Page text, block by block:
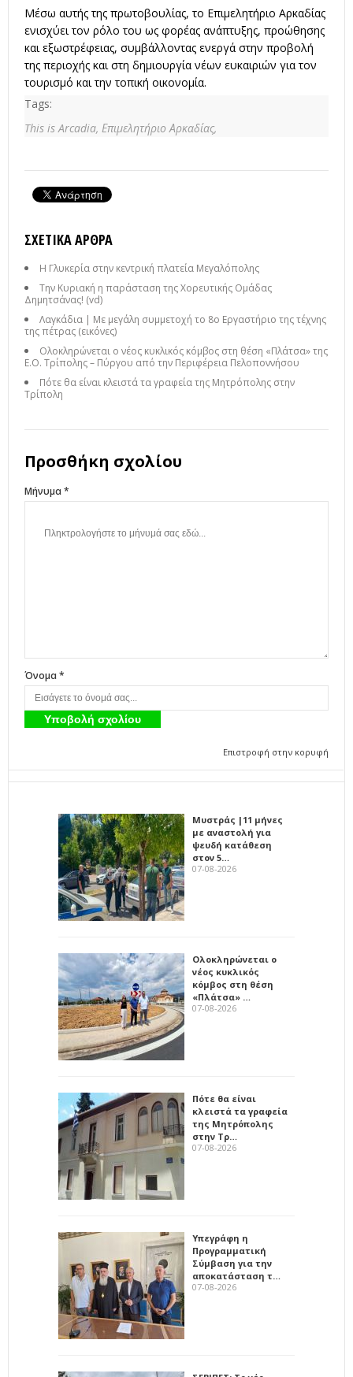
Μέσω αυτής της πρωτοβουλίας, το Επιμελητήριο Αρκαδίας
ενισχύει τον ρόλο του ως φορέας ανάπτυξης, προώθησης
και εξωστρέφειας, συμβάλλοντας ενεργά στην προβολή
της περιοχής και στη δημιουργία νέων ευκαιριών για τον
τουρισμό και την τοπική οικονομία.
Tags:
This is Arcadia, Επιμελητήριο Αρκαδίας,
ΣΧΕΤΙΚΆ ΆΡΘΡΑ
Η Γλυκερία στην κεντρική πλατεία Μεγαλόπολης
Την Κυριακή η παράσταση της Χορευτικής Ομάδας
Δημητσάνας! (vd)
Λαγκάδια | Με μεγάλη συμμετοχή το 8ο Εργαστήριο της τέχνης
της πέτρας (εικόνες)
Ολοκληρώνεται ο νέος κυκλικός κόμβος στη θέση «Πλάτσα» της
Ε.Ο. Τρίπολης – Πύργου από την Περιφέρεια Πελοποννήσου
Πότε θα είναι κλειστά τα γραφεία της Μητρόπολης στην
Τρίπολη
Προσθήκη σχολίου
Μήνυμα *
Όνομα *
Επιστροφή στην κορυφή
Μυστράς |11 μήνες
με αναστολή για
ψευδή κατάθεση
στον 5…
07-08-2026
Ολοκληρώνεται ο
νέος κυκλικός
κόμβος στη θέση
«Πλάτσα» …
07-08-2026
Πότε θα είναι
κλειστά τα γραφεία
της Μητρόπολης
στην Τρ…
07-08-2026
Υπεγράφη η
Προγραμματική
Σύμβαση για την
αποκατάσταση τ…
07-08-2026